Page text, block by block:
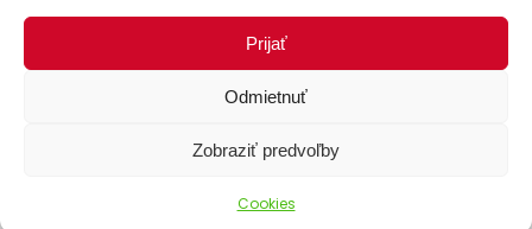
Prijať
Odmietnuť
Zobraziť predvoľby
Cookies